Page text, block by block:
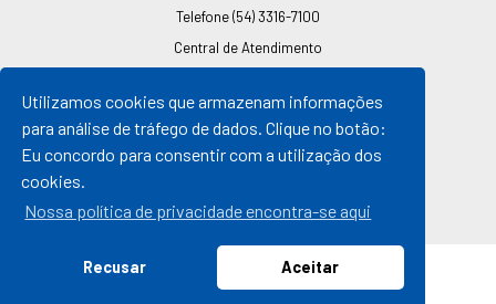
Utilizamos cookies que armazenam informações
para análise de tráfego de dados. Clique no botão:
Eu concordo para consentir com a utilização dos
cookies.
Nossa política de privacidade encontra-se aqui
Recusar Aceitar
Telefone(54) 3316-7100
Central de Atendimento
0800 541 7100
Horário de Atendimento
De segunda a sexta-feira
Das 13h30min às 17h
© 2026 Prefeitura de Passo Fundo
Todos os direitos reservados |By Mosite